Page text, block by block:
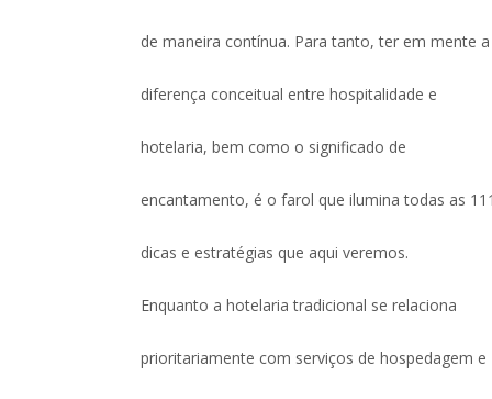
de maneira contínua. Para tanto, ter em mente a
diferença conceitual entre hospitalidade e
hotelaria, bem como o significado de
encantamento, é o farol que ilumina todas as 111
dicas e estratégias que aqui veremos.
Enquanto a hotelaria tradicional se relaciona
prioritariamente com serviços de hospedagem e